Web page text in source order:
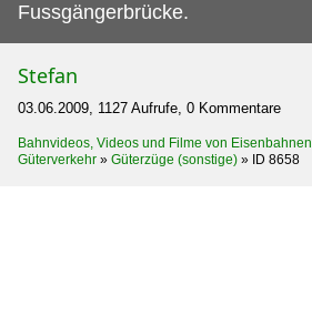
Fussgängerbrücke.
Stefan
03.06.2009, 1127 Aufrufe, 0 Kommentare
Bahnvideos, Videos und Filme von Eisenbahnen
Güterverkehr » Güterzüge (sonstige) » ID 8658